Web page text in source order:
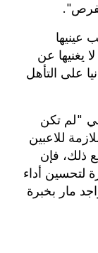
عينيها
يغنيها عن
على التأهل
"لم تكن
للاعبين
ذلك، فإن
لتحسين أداء
مار بخبرة